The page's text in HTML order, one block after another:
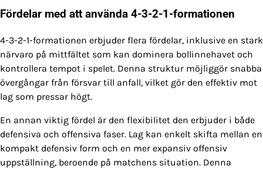
Fördelar med att använda 4-3-2-1-formationen
4-3-2-1-formationen erbjuder flera fördelar, inklusive en stark
närvaro på mittfältet som kan dominera bollinnehavet och
kontrollera tempot i spelet. Denna struktur möjliggör snabba
övergångar från försvar till anfall, vilket gör den effektiv mot
lag som pressar högt.
En annan viktig fördel är den flexibilitet den erbjuder i både
defensiva och offensiva faser. Lag kan enkelt skifta mellan en
kompakt defensiv form och en mer expansiv offensiv
uppställning, beroende på matchens situation. Denna